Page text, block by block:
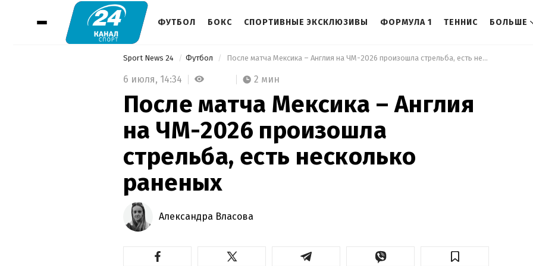
ФУТБОЛ БОКС СПОРТИВНЫЕ ЭКСКЛЮЗИВЫ ФОРМУЛА 1 ТЕННИС БОЛЬШЕ
Sport News 24 Футбол После матча Мексика – Англия на ЧМ-2026 произошла стрельба, есть несколько раненых
6 июля, 14:34 2 мин
После матча Мексика – Англия
на ЧМ-2026 произошла
стрельба, есть несколько
раненых
Александра Власова